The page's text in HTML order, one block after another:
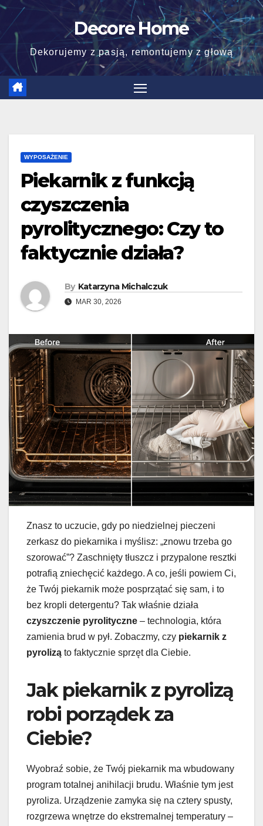
Skip
content
Decore Home
Dekorujemy z pasją, remontujemy z głową
WYPOSAŻENIE
Piekarnik z funkcją
czyszczenia
pyrolitycznego: Czy to
faktycznie działa?
By Katarzyna Michalczuk
MAR 30, 2026
Znasz to uczucie, gdy po niedzielnej pieczeni
zerkasz do piekarnika i myślisz: „znowu trzeba go
szorować”? Zaschnięty tłuszcz i przypalone resztki
potrafią zniechęcić każdego. A co, jeśli powiem Ci,
że Twój piekarnik może posprzątać się sam, i to
bez kropli detergentu? Tak właśnie działa
czyszczenie pyrolityczne – technologia, która
zamienia brud w pył. Zobaczmy, czy piekarnik z
pyrolizą to faktycznie sprzęt dla Ciebie.
Jak piekarnik z pyrolizą
robi porządek za
Ciebie?
Wyobraź sobie, że Twój piekarnik ma wbudowany
program totalnej anihilacji brudu. Właśnie tym jest
pyroliza. Urządzenie zamyka się na cztery spusty,
rozgrzewa wnętrze do ekstremalnej temperatury –